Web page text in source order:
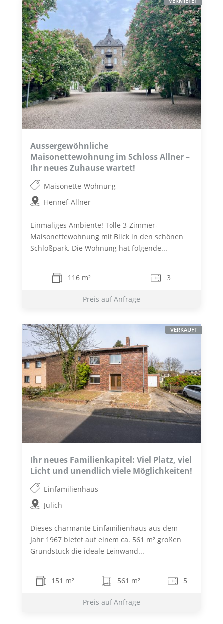
Aussergewöhnliche
Maisonettewohnung im Schloss Allner –
Ihr neues Zuhause wartet!
Maisonette-Wohnung
Hennef-Allner
Einmaliges Ambiente! Tolle 3-Zimmer-
Maisonettewohnung mit Blick in den schönen
Schloßpark. Die Wohnung hat folgende...
116 m² 3
Preis auf Anfrage
Ihr neues Familienkapitel: Viel Platz, viel
Licht und unendlich viele Möglichkeiten!
Einfamilienhaus
Jülich
Dieses charmante Einfamilienhaus aus dem
Jahr 1967 bietet auf einem ca. 561 m² großen
Grundstück die ideale Leinwand...
151 m² 561 m² 5
Preis auf Anfrage
VERKAUFT